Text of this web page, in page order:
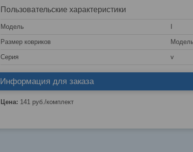
Пользовательские характеристики
Модель
Размер ковриков
Серия v
Информация для заказа
Цена: 141 руб./комплект